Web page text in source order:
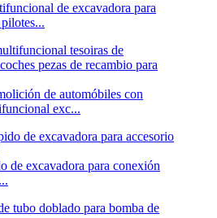
de excavadora para
de automóbiles con
exc...
de excavadora para conexión